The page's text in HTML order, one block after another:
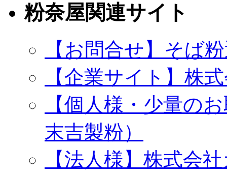
粉奈屋関連サイト
【お問合せ】そば
【企業サイト】株
【個人様・少量の
末吉製粉）
【法人様】株式会